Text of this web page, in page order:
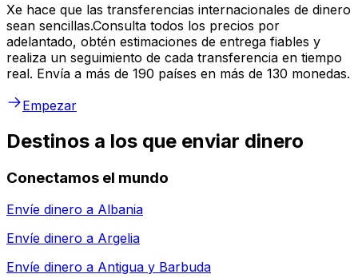
Xe hace que las transferencias internacionales de dinero
sean sencillas.Consulta todos los precios por
adelantado, obtén estimaciones de entrega fiables y
realiza un seguimiento de cada transferencia en tiempo
real. Envía a más de 190 países en más de 130 monedas.
Empezar
Destinos a los que enviar dinero
Conectamos el mundo
Envíe dinero a Albania
Envíe dinero a Argelia
Envíe dinero a Antigua y Barbuda